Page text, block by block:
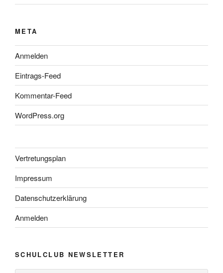
META
Anmelden
Eintrags-Feed
Kommentar-Feed
WordPress.org
Vertretungsplan
Impressum
Datenschutzerklärung
Anmelden
SCHULCLUB NEWSLETTER